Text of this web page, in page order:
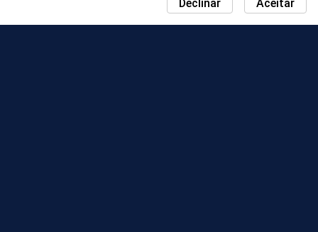
Aceitar
Declinar